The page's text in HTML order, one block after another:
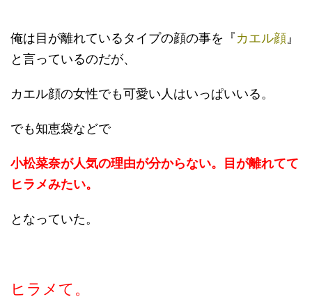
俺は目が離れているタイプの顔の事を『カエル顔』
と言っているのだが、
カエル顔の女性でも可愛い人はいっぱいいる。
でも知恵袋などで
小松菜奈が人気の理由が分からない。目が離れてて
ヒラメみたい。
となっていた。
ヒラメて。